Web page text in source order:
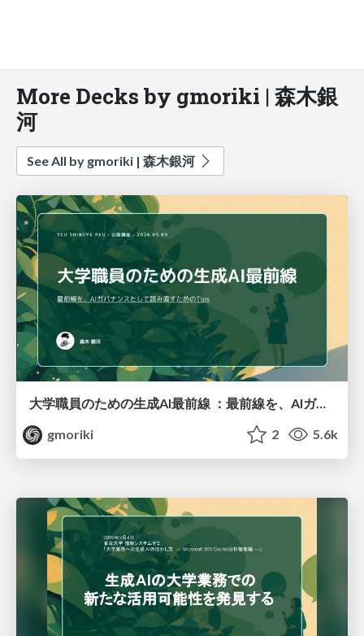
More Decks by gmoriki | 森木銀
河
See All by gmoriki | 森木銀河
大学職員のための生成AI最前線 ：最前線を、AIガバナンスとして読み直すためのTips
gmoriki
2 5.6k